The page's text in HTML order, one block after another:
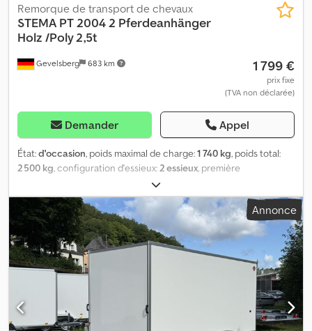
Gevelsberg 683 km
Remorque de transport de chevaux
STEMA PT 2004 2 Pferdeanhänger
Holz /Poly 2,5t
1 799 €
prix fixe
(TVA non déclarée)
Demander Appel
État:d'occasion, poids maximal de charge:1 740 kg, poids total:
2 500 kg, configuration d'essieux:2 essieux, première
, prochaine inspection (TÜV):
longueur de l'espace de chargement:3 260 mm, largeur de
l’espace de chargement:1 650 mm
, hauteur de l'espace de
chargement:2 300 mm, largeur totale:2 230 mm
, hauteur totale:
2 720 mm, Année de construction:2002, Équipement:
élévateur, Stema PT 2004 * Remorque pour 2 chevaux *
Transporteur de chevaux * Remorque pour animaux * Toit en
polyéthylène * Structure en bois Dsdpfx Ajziklysprock * Plancher
en bois * Cloison centrale avec système de barres de séparation
* Première immatriculation : 11.07.2002 * Contrôle technique :
Annonce